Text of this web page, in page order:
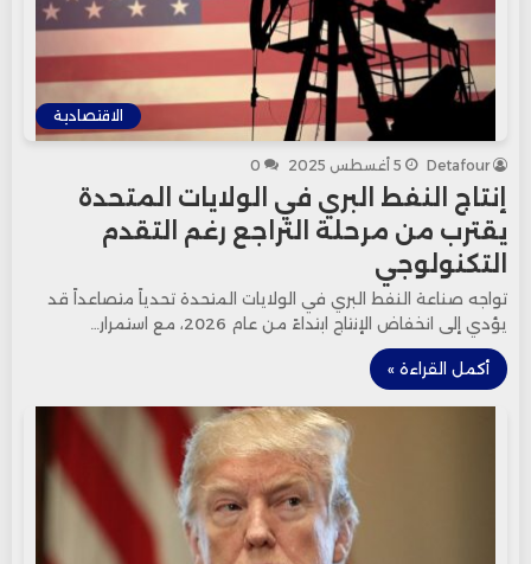
الاقتصادية
Detafour 5 أغسطس 2025 0
إنتاج النفط البري في الولايات المتحدة
يقترب من مرحلة التراجع رغم التقدم
التكنولوجي
تواجه صناعة النفط البري في الولايات المتحدة تحدياً متصاعداً قد
يؤدي إلى انخفاض الإنتاج ابتداءً من عام 2026، مع استمرار…
أكمل القراءة »